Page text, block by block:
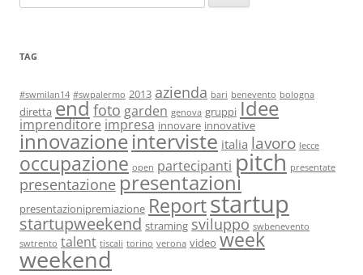
per:
TAG
#swmilan14 #swpalermo 2013 azienda bari benevento bologna
diretta endfoto garden genova gruppi Idee
imprenditore impresa innovare innovative
innovazioneinterviste italia lavoro lecce
occupazione open partecipanti pitch presentate
presentazione presentazioni
presentazionipremiazione Reportstartup
startupweekend straming sviluppo swbenevento
swtrento talent tiscali torino verona video week
weekend